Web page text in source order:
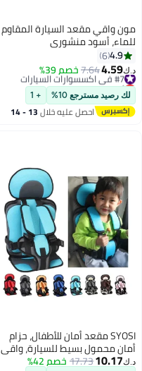
مون واقي مقعد السيارة المقاوم
للماء، أسود منشوري
4.9
6
د.ك‏4.59
7.64خصم 39% #7 في اكسسوارات السيارات
أقل سعر في 30 يوم
#7 في اكسسوارات السيارات
لك رصيد مسترجع 10% + 1
احصل عليه خلال 13 - 14
SYOSI مقعد أمان للأطفال، حزام
أمان محمول بسيط للسيارة، واقي
د.ك‏10.17
17.73خصم 42%